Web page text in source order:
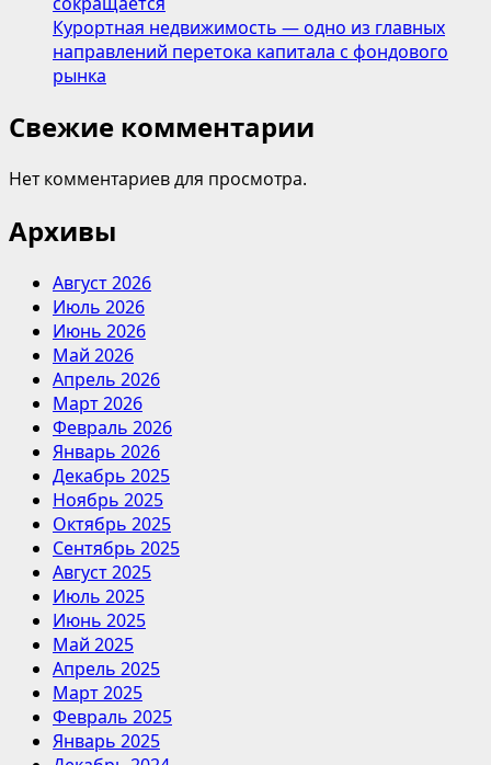
им.
Ф.Ф.
Черенкова
Курортная недвижимость — одно из главных
направлений перетока капитала с фондового
рынка
Свежие комментарии
Нет комментариев для просмотра.
Архивы
Август 2026
Июль 2026
Июнь 2026
Май 2026
Апрель 2026
Март 2026
Февраль 2026
Январь 2026
Декабрь 2025
Ноябрь 2025
Октябрь 2025
Сентябрь 2025
Август 2025
Июль 2025
Июнь 2025
Май 2025
Апрель 2025
Март 2025
Февраль 2025
Январь 2025